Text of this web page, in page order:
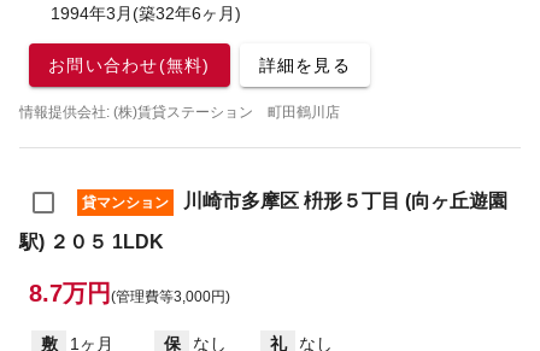
1994年3月(築32年6ヶ月)
お問い合わせ(無料) 詳細を見る
情報提供会社: (株)賃貸ステーション 町田鶴川店
貸マンション
川崎市多摩区 枡形５丁目 (向ヶ丘遊園
駅) ２０５ 1LDK
8.7万円 (管理費等3,000円)
敷 1ヶ月 保 なし 礼 なし